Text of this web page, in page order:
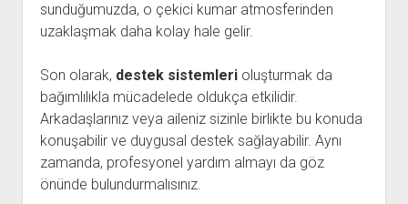
sunduğumuzda, o çekici kumar atmosferinden
uzaklaşmak daha kolay hale gelir.
Son olarak, destek sistemlerioluşturmak da
bağımlılıkla mücadelede oldukça etkilidir.
Arkadaşlarınız veya aileniz sizinle birlikte bu konuda
konuşabilir ve duygusal destek sağlayabilir. Aynı
zamanda, profesyonel yardım almayı da göz
önünde bulundurmalısınız.